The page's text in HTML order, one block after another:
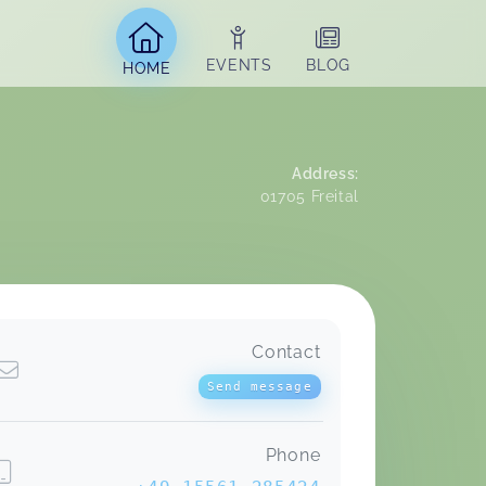
HOME
EVENTS BLOG
Address:
01705 Freital
Vor dem Kurs hatte ich mich bereits
mit Stoffwindeln auseinandergesetzt.
Ich war unschlüssig. Durch den Kurs
habe ich noch eine Menge Infos
Umgang gelernt. Die Videos und
Contact
Send message
Phone